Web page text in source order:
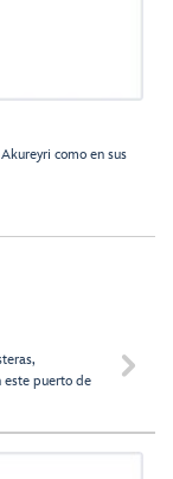
como en sus
este puerto de
